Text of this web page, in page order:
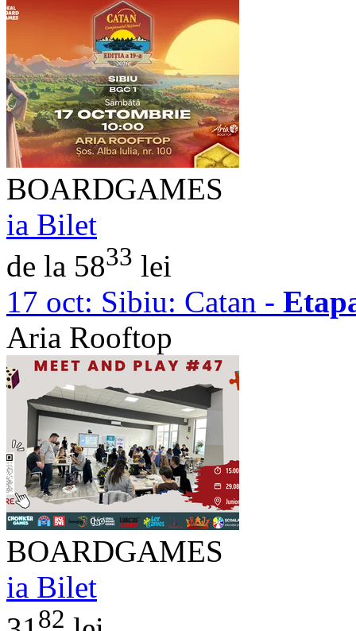
BOARDGAMES
ia Bilet
de la 5833 lei
17 oct: Sibiu: Catan -
Aria Rooftop
BOARDGAMES
ia Bilet
82